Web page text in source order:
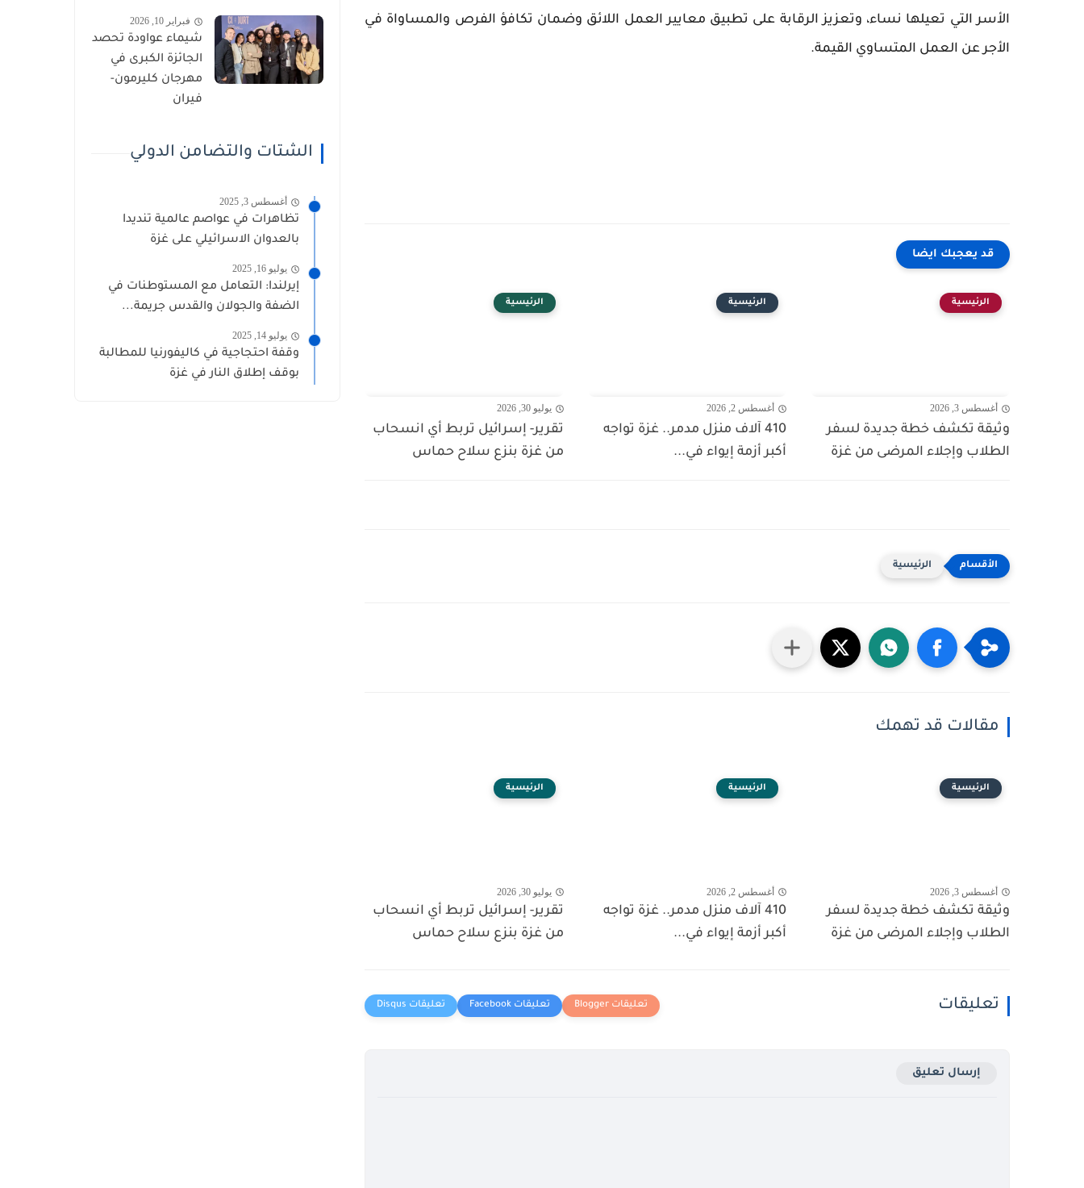
الأسر التي تعيلها نساء، وتعزيز الرقابة على تطبيق معايير العمل اللائق وضمان تكافؤ الفرص والمساواة في
الأجر عن العمل المتساوي القيمة.
قد يعجبك ايضا
الرئيسية
أغسطس 3, 2026
وثيقة تكشف خطة جديدة لسفر
الطلاب وإجلاء المرضى من غزة
الرئيسية
أغسطس 2, 2026
410 آلاف منزل مدمر.. غزة تواجه
أكبر أزمة إيواء في...
الرئيسية
يوليو 30, 2026
تقرير- إسرائيل تربط أي انسحاب
من غزة بنزع سلاح حماس
الرئيسية
مقالات قد تهمك
الرئيسية
أغسطس 3, 2026
وثيقة تكشف خطة جديدة لسفر
الطلاب وإجلاء المرضى من غزة
الرئيسية
أغسطس 2, 2026
410 آلاف منزل مدمر.. غزة تواجه
أكبر أزمة إيواء في...
الرئيسية
يوليو 30, 2026
تقرير- إسرائيل تربط أي انسحاب
من غزة بنزع سلاح حماس
تعليقات
إرسال تعليق
فبراير 10, 2026
شيماء عواودة تحصد
الجائزة الكبرى في
مهرجان كليرمون-
فيران
الشتات والتضامن الدولي
أغسطس 3, 2025
تظاهرات في عواصم عالمية تنديدا
بالعدوان الاسرائيلي على غزة
يوليو 16, 2025
إيرلندا: التعامل مع المستوطنات في
الضفة والجولان والقدس جريمة...
يوليو 14, 2025
وقفة احتجاجية في كاليفورنيا للمطالبة
بوقف إطلاق النار في غزة